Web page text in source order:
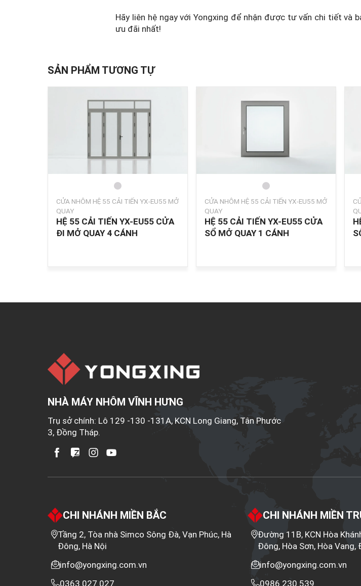
Hãy liên hệ ngay với Yongxing để nhận được tư vấn chi tiết và
ưu đãi nhất!
SẢN PHẨM TƯƠNG TỰ
CỬA NHÔM HỆ 55 CẢI TIẾN YX-EU55 MỞ
QUAY
HỆ 55 CẢI TIẾN YX-EU55 CỬA
ĐI MỞ QUAY 4 CÁNH
CỬA NHÔM HỆ 55 CẢI TIẾN YX-EU55 MỞ
QUAY
HỆ 55 CẢI TIẾN YX-EU55 CỬA
SỔ MỞ QUAY 1 CÁNH
NHÀ MÁY NHÔM VĨNH HƯNG
Trụ sở chính: Lô 129 -130 -131A, KCN Long Giang, Tân Phước
3, Đồng Tháp.
CHI NHÁNH MIỀN BẮC
Tầng 2, Tòa nhà Simco Sông Đà, Vạn Phúc, Hà
Đông, Hà Nội
info@yongxing.com.vn
0363.027.027
CHI NHÁNH MIỀN
Đường 11B, KCN Hòa
Đông, Hòa Sơn, Hòa Vang,
info@yongxing.com.vn
0986.230.539